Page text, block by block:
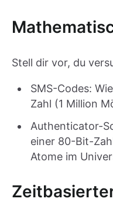
Stell dir vor, du
SMS-Codes:
Zahl (1 Million
Authenticator-
einer 80-Bit-
Atome im